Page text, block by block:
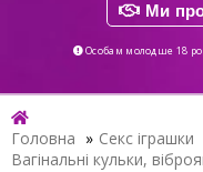
Ми
Особам молодше 18
Головна » Секс іграшки
Вагінальні кульки,